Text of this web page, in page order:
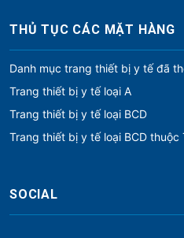
THỦ TỤC CÁC MẶT HÀNG
Danh mục trang thiết bị y tế đã
Trang thiết bị y tế loại A
Trang thiết bị y tế loại BCD
Trang thiết bị y tế loại BCD thuộc
SOCIAL